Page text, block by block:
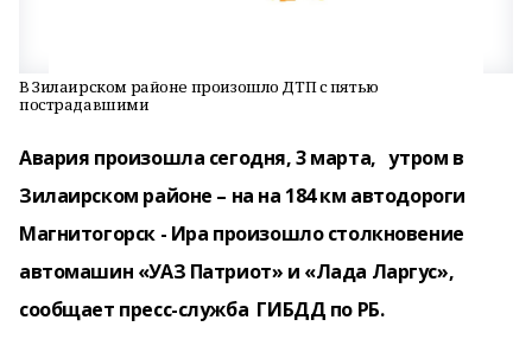
В Зилаирском районе произошло ДТП с пятью
пострадавшими
Авария произошла сегодня, 3 марта, утром в
Зилаирском районе – на на 184 км автодороги
Магнитогорск - Ира произошло столкновение
автомашин «УАЗ Патриот» и «Лада Ларгус»,
сообщает пресс-служба ГИБДД по РБ.